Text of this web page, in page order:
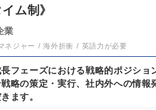
ム制》
業
ネジャー 海外折衝 英語力が必要
長フェーズにおける戦略的ポジシ
略の策定・実行、社内外への情
ます。